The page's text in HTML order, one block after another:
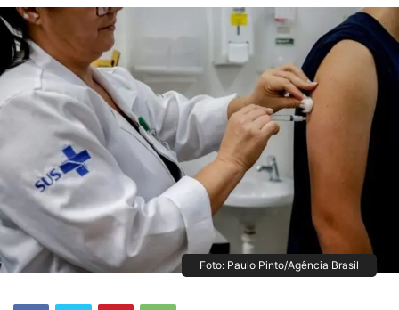
Foto: Paulo Pinto/Agência Brasil